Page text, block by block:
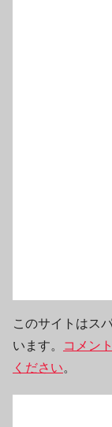
このサイトはス
います。
コメン
ください。